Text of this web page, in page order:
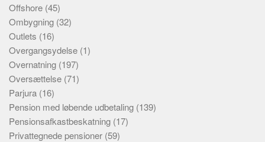
Offshore (45)
Ombygning (32)
Outlets (16)
Overgangsydelse (1)
Overnatning (197)
Oversættelse (71)
Parjura (16)
Pension med løbende udbetaling (139)
Pensionsafkastbeskatning (17)
Privattegnede pensioner (59)